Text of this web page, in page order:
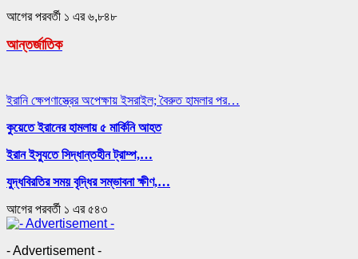
আগেরপরবর্তী ১ এর ৬,৮৪৮
আন্তর্জাতিক
ইরানি ক্ষেপণাস্ত্রের অপেক্ষায় ইসরাইল; বৈরুত হামলার পর…
কুয়েতে ইরানের হামলায় ৫ মার্কিনি আহত
ইরান ইস্যুতে সিদ্ধান্তহীন ট্রাম্প,…
যুদ্ধবিরতির সময় বৃদ্ধির সম্ভাবনা ক্ষীণ,…
আগেরপরবর্তী ১ এর ৫৪৩
- Advertisement -